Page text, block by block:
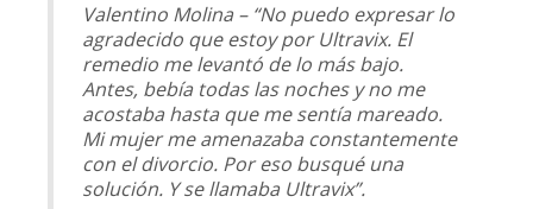
Valentino Molina – “No puedo expresar lo
agradecido que estoy por Ultravix. El
remedio me levantó de lo más bajo.
Antes, bebía todas las noches y no me
acostaba hasta que me sentía mareado.
Mi mujer me amenazaba constantemente
con el divorcio. Por eso busqué una
solución. Y se llamaba Ultravix”.